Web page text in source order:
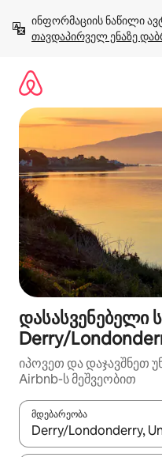
გადასვლა
თავდაპირველ ენაზე
დასასვენებელი
Derry/
იპოვეთ და დაჯავშნეთ
Airbnb-ს მეშვეობით
მდებარეობა
როცა შედეგები